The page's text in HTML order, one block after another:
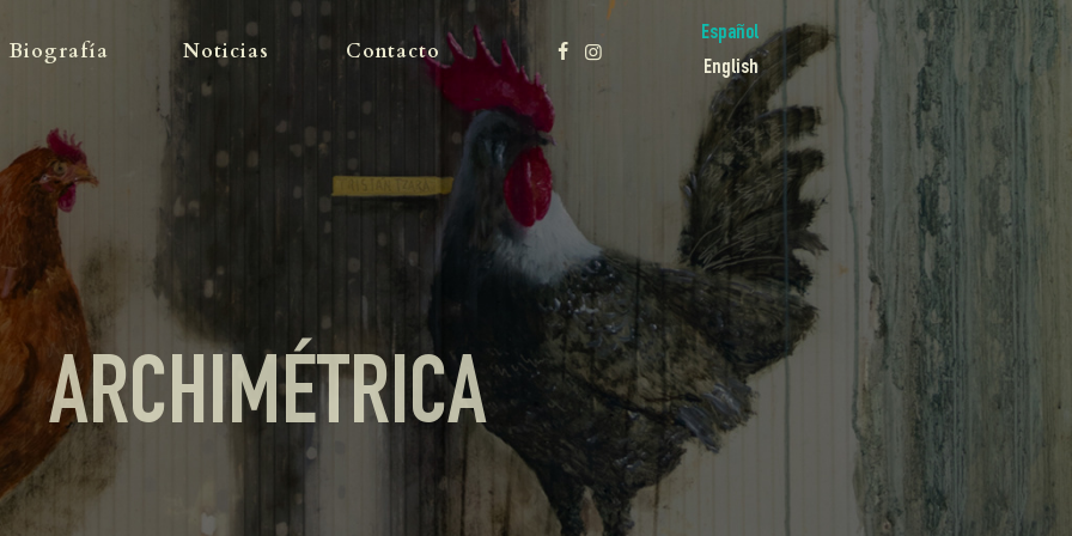
Biografía Noticias Contacto
Español
English
OBRA
BIOGRAFÍA
NOTICIAS
CONTACTO
ARCHIMÉTRICA